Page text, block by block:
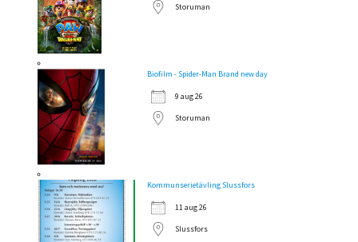
Storuman
Biofilm - Spider-Man Brand new day
9 aug 26
Storuman
Kommunserietävling Slussfors
11 aug 26
Slussfors